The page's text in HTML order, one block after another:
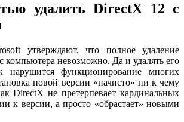
удалить DirectX 12 с
утверждают, что полное удаление
компьютера невозможно. Да и удалять его
нарушится функционирование многих
новой версии «начисто» ни к чему
DirectX не претерпевает кардинальных
к версии, а просто «обрастает» новыми